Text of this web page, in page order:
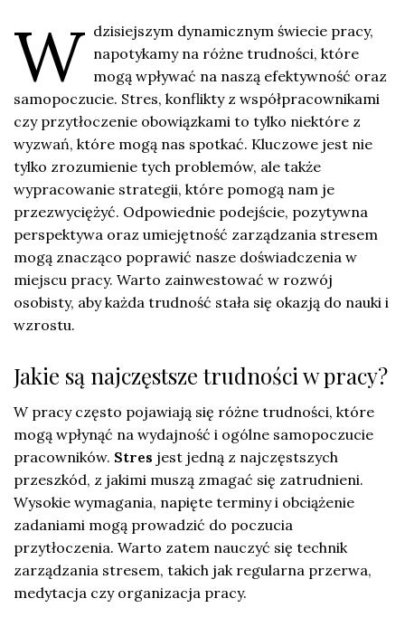
W dzisiejszym dynamicznym świecie pracy,
napotykamy na różne trudności, które
mogą wpływać na naszą efektywność oraz
samopoczucie. Stres, konflikty z współpracownikami
czy przytłoczenie obowiązkami to tylko niektóre z
wyzwań, które mogą nas spotkać. Kluczowe jest nie
tylko zrozumienie tych problemów, ale także
wypracowanie strategii, które pomogą nam je
przezwyciężyć. Odpowiednie podejście, pozytywna
perspektywa oraz umiejętność zarządzania stresem
mogą znacząco poprawić nasze doświadczenia w
miejscu pracy. Warto zainwestować w rozwój
osobisty, aby każda trudność stała się okazją do nauki i
wzrostu.
Jakie są najczęstsze trudności w pracy?
W pracy często pojawiają się różne trudności, które
mogą wpłynąć na wydajność i ogólne samopoczucie
pracowników. Stres jest jedną z najczęstszych
przeszkód, z jakimi muszą zmagać się zatrudnieni.
Wysokie wymagania, napięte terminy i obciążenie
zadaniami mogą prowadzić do poczucia
przytłoczenia. Warto zatem nauczyć się technik
zarządzania stresem, takich jak regularna przerwa,
medytacja czy organizacja pracy.